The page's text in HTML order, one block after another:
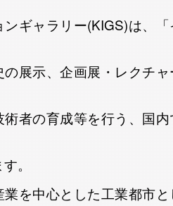
ギャラリー(KIGS)は、
の展示、企画展・レクチ
者の育成等を行う、国
。
を中心とした工業都市